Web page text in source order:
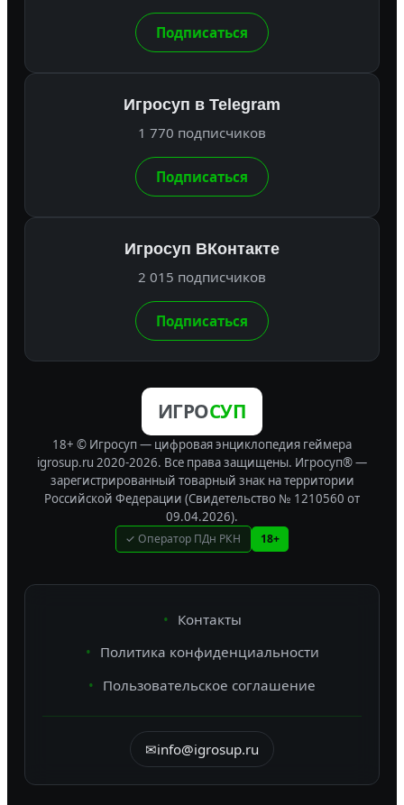
Подписаться
Игросуп в Telegram
1 770 подписчиков
Подписаться
Игросуп ВКонтакте
2 015 подписчиков
Подписаться
ИГРОСУП
18+ © Игросуп — цифровая энциклопедия геймера
igrosup.ru 2020-2026. Все права защищены. Игросуп® —
зарегистрированный товарный знак на территории
Российской Федерации (Свидетельство № 1210560 от
09.04.2026).
✓ Оператор ПДн РКН 18+
Контакты
Политика конфиденциальности
Пользовательское соглашение
✉info@igrosup.ru